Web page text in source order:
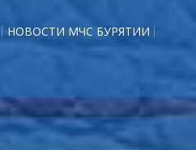
НОВОСТИ МЧС БУРЯТИИ